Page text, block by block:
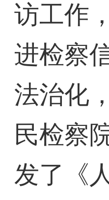
访工作
进检察
法治化
民检察
发了《